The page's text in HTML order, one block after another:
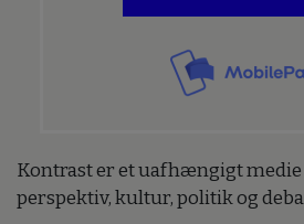
Kontrast er et uafhængigt medie
perspektiv, kultur, politik og